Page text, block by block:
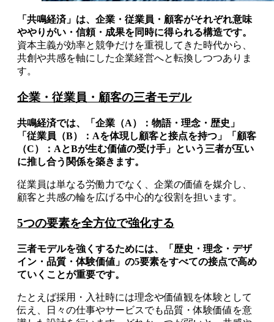
「共鳴経済」は、企業・従業員・顧客がそれぞれ意味
ややりがい・信頼・成果を同時に得られる構造です。
資本主義が効率と競争だけを重視してきた時代から、
共創や共感を軸にした企業経営へと転換しつつありま
す。
企業・従業員・顧客の三者モデル
共鳴経済では、「企業（A）：物語・理念・歴史」
「従業員（B）：Aを体現し顧客と接点を持つ」「顧客
（C）：AとBが生む価値の受け手」という三者が互い
に推し合う関係を築きます。
従業員は単なる労働力でなく、企業の価値を媒介し、
顧客と共感の輪を広げる中心的な役割を担います。
5つの要素を全方位で強化する
三者モデルを強くするためには、「歴史・理念・デザ
イン・品質・体験価値」の5要素をすべての接点で高め
ていくことが重要です。
たとえば採用・入社時には理念や価値観を体験として
伝え、日々の仕事やサービスでも品質・体験価値を意